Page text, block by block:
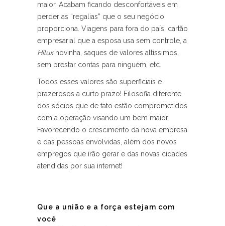
maior. Acabam ficando desconfortáveis em
perder as “regalias” que o seu negócio
proporciona. Viagens para fora do país, cartão
empresarial que a esposa usa sem controle, a
Hiluxnovinha, saques de valores altíssimos,
sem prestar contas para ninguém, etc.
Todos esses valores são superficiais e
prazerosos a curto prazo! Filosofia diferente
dos sócios que de fato estão comprometidos
com a operação visando um bem maior.
Favorecendo o crescimento da nova empresa
e das pessoas envolvidas, além dos novos
empregos que irão gerar e das novas cidades
atendidas por sua internet!
Que a união e a força estejam com
você